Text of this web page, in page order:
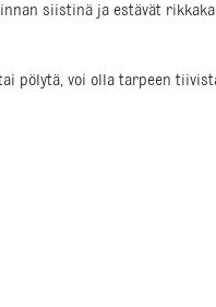
siistinä ja estävät
pölytä, voi olla tarpeen